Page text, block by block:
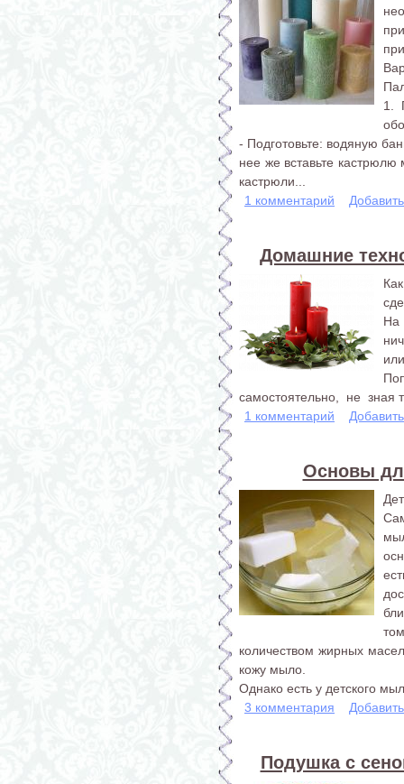
1.
- Подготовьте: водяную
нее же вставьте
кастрюли...
1 комментарий
Домашние
На
самостоятельно, не зная
1 комментарий
Основы
количеством жирных
кожу мыло.
Однако есть у детского
3 комментария
Подушка с